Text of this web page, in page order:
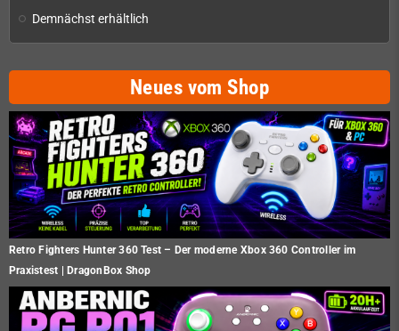
Demnächst erhältlich
Neues vom Shop
Retro Fighters Hunter 360 Test – Der moderne Xbox 360 Controller im
Praxistest | DragonBox Shop